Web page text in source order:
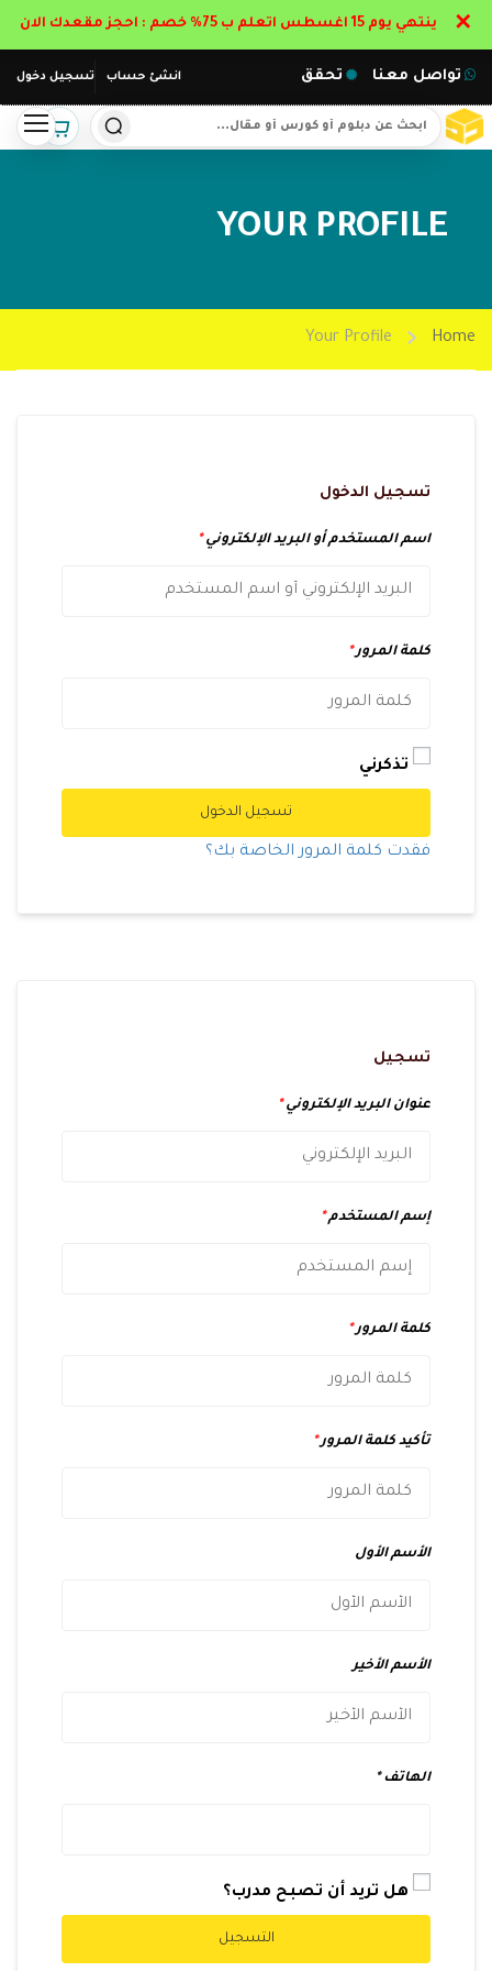
انشئ حساب تسجيل دخول تواصل معنا تحقق
YOUR PROFILE
Home
Your Profile
تسجيل الدخول
اسم المستخدم أو البريد الإلكتروني*
كلمة المرور*
تذكرني
تسجيل الدخول
فقدت كلمة المرور الخاصة بك؟
تسجيل
عنوان البريد الإلكتروني*
إسم المستخدم*
كلمة المرور*
تأكيد كلمة المرور*
الأسم الأول
الأسم الأخير
الهاتف
هل تريد أن تصبح مدرب؟
التسجيل
ينتهي يوم 15 اغسطس اتعلم ب 75% خصم : احجز مقعدك الان ✕